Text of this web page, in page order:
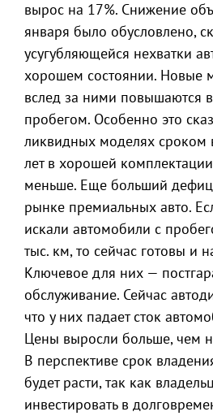
вырос на 17%. Снижение
января было обусловлено,
усугубляющейся нехватки
хорошем состоянии. Новые
вслед за ними повышаются
пробегом. Особенно это
ликвидных моделях сроком
лет в хорошей
меньше. Еще больший
рынке премиальных авто.
искали автомобили с
тыс. км, то сейчас готовы и
Ключевое для них —
обслуживание. Сейчас
что у них падает сток
Цены выросли больше, чем
В перспективе срок
будет расти, так как
инвестировать в